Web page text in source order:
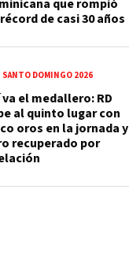
que rompió
de casi 30 años
SANTO DOMINGO 2026
va el medallero: RD
al quinto lugar con
oros en la jornada y
recuperado por